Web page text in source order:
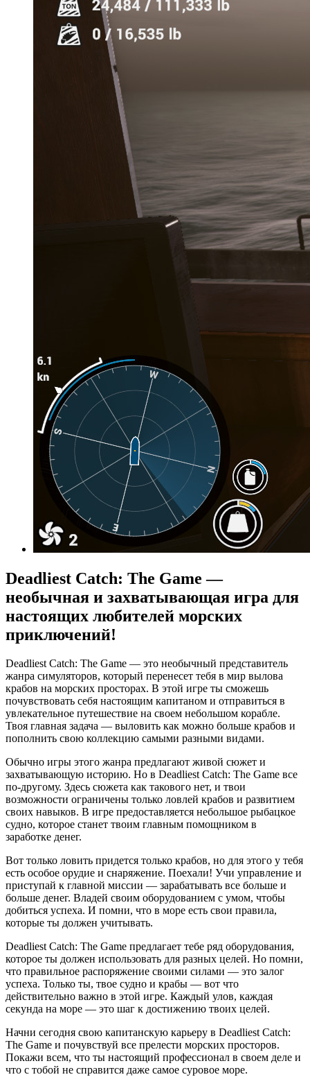
Deadliest Catch: The Game —
необычная и захватывающая игра для
настоящих любителей морских
приключений!
Deadliest Catch: The Game — это необычный представитель
жанра симуляторов, который перенесет тебя в мир вылова
крабов на морских просторах. В этой игре ты сможешь
почувствовать себя настоящим капитаном и отправиться в
увлекательное путешествие на своем небольшом корабле.
Твоя главная задача — выловить как можно больше крабов и
пополнить свою коллекцию самыми разными видами.
Обычно игры этого жанра предлагают живой сюжет и
захватывающую историю. Но в Deadliest Catch: The Game все
по-другому. Здесь сюжета как такового нет, и твои
возможности ограничены только ловлей крабов и развитием
своих навыков. В игре предоставляется небольшое рыбацкое
судно, которое станет твоим главным помощником в
заработке денег.
Вот только ловить придется только крабов, но для этого у тебя
есть особое орудие и снаряжение. Поехали! Учи управление и
приступай к главной миссии — зарабатывать все больше и
больше денег. Владей своим оборудованием с умом, чтобы
добиться успеха. И помни, что в море есть свои правила,
которые ты должен учитывать.
Deadliest Catch: The Game предлагает тебе ряд оборудования,
которое ты должен использовать для разных целей. Но помни,
что правильное распоряжение своими силами — это залог
успеха. Только ты, твое судно и крабы — вот что
действительно важно в этой игре. Каждый улов, каждая
секунда на море — это шаг к достижению твоих целей.
Начни сегодня свою капитанскую карьеру в Deadliest Catch:
The Game и почувствуй все прелести морских просторов.
Покажи всем, что ты настоящий профессионал в своем деле и
что с тобой не справится даже самое суровое море.